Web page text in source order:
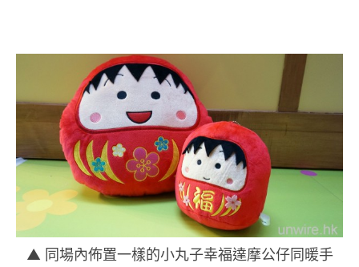
▲ 同場內佈置一樣的小丸子幸福達摩公仔同暖手